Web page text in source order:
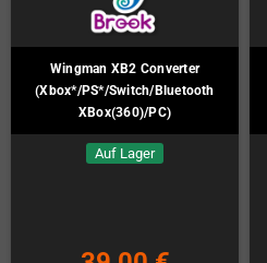
Wingman XB2 Converter
(Xbox*/PS*/Switch/Bluetooth
XBox(360)/PC)
Auf Lager